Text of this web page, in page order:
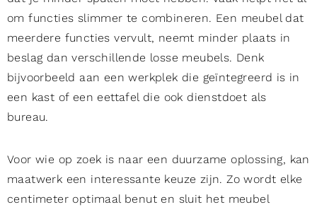
om functies slimmer te combineren. Een meubel dat
meerdere functies vervult, neemt minder plaats in
beslag dan verschillende losse meubels. Denk
bijvoorbeeld aan een werkplek die geïntegreerd is in
een kast of een eettafel die ook dienstdoet als
bureau.
Voor wie op zoek is naar een duurzame oplossing, kan
maatwerk een interessante keuze zijn. Zo wordt elke
centimeter optimaal benut en sluit het meubel